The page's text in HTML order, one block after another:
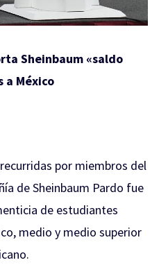
Sheinbaum «saldo
a México
por miembros del
de Sheinbaum Pardo fue
de estudiantes
medio y medio superior